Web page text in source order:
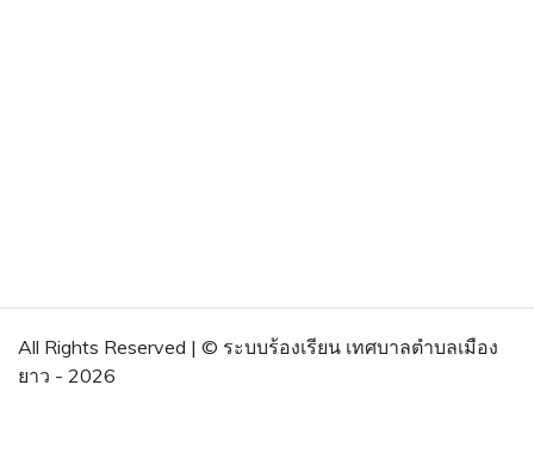
All Rights Reserved | © ระบบร้องเรียน เทศบาลตำบลเมือง
ยาว - 2026